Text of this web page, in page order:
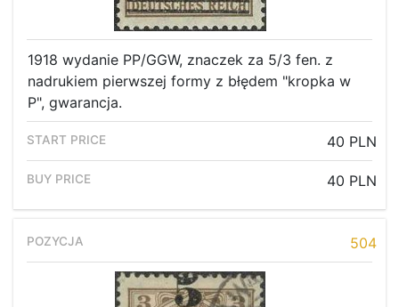
1918 wydanie PP/GGW, znaczek za 5/3 fen. z
nadrukiem pierwszej formy z błędem "kropka w
P", gwarancja.
40 PLN
40 PLN
504